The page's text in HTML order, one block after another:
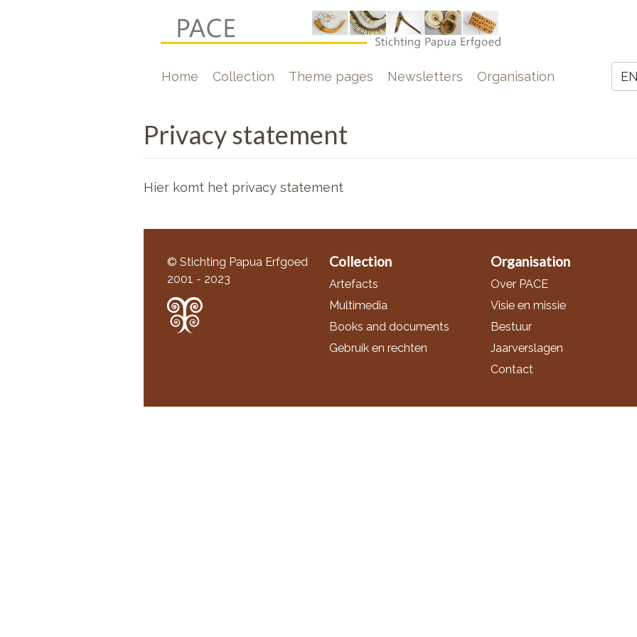
EN
Hoofdnavigatie
Home Collection Theme pages Newsletters Organisation
Privacy statement
Hier komt het privacy statement
© Stichting Papua Erfgoed
2001 - 2023
Collection
Artefacts
Multimedia
Books and documents
Gebruik en rechten
Organisation
Over PACE
Visie en missie
Bestuur
Jaarverslagen
Contact